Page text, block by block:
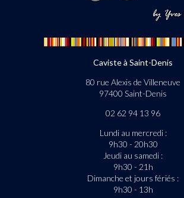
Caviste à Saint-Denis
80 rue Alexis de Villeneuve
97400 Saint-Denis
02 62 94 13 96
Lundi au mercredi :
9h30 - 20h30
Jeudi au samedi :
9h30 - 21h
Dimanche et jours fériés :
9h30 - 13h